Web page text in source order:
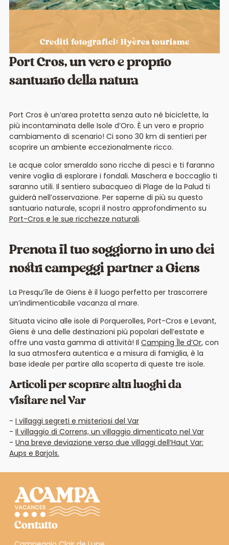
Crediti fotografici: Hyères tourisme
Port Cros, un vero e proprio
santuario della natura
Port Cros è un’area protetta senza auto né biciclette, la
più incontaminata delle Isole d’Oro. È un vero e proprio
cambiamento di scenario! Ci sono 30 km di sentieri per
scoprire un ambiente eccezionalmente ricco.
Le acque color smeraldo sono ricche di pesci e ti faranno
venire voglia di esplorare i fondali. Maschera e boccaglio ti
saranno utili. Il sentiero subacqueo di Plage de la Palud ti
guiderà nell’osservazione. Per saperne di più su questo
santuario naturale, scopri il nostro approfondimento su
Port-Cros e le sue ricchezze naturali.
Prenota il tuo soggiorno in uno dei
nostri campeggi partner a Giens
La Presqu’île de Giens è il luogo perfetto per trascorrere
un’indimenticabile vacanza al mare.
Situata vicino alle isole di Porquerolles, Port-Cros e Levant,
Giens è una delle destinazioni più popolari dell’estate e
offre una vasta gamma di attività! Il Camping Île d’Or, con
la sua atmosfera autentica e a misura di famiglia, è la
base ideale per partire alla scoperta di queste tre isole.
Articoli per scoprire altri luoghi da
visitare nel Var
I villaggi segreti e misteriosi del Var
Il villaggio di Correns, un villaggio dimenticato nel Var
Una breve deviazione verso due villaggi dell’Haut Var:
Aups e Barjols.
Contatto